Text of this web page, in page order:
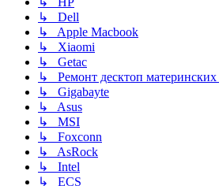
↳ Dell
↳ Apple Macbook
↳ Xiaomi
↳ Getac
↳ Ремонт десктоп материнских
↳ Gigabayte
↳ Asus
↳ MSI
↳ Foxconn
↳ AsRock
↳ Intel
↳ ECS